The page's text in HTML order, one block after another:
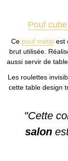
Pouf
Ce pouf métal est
brut utilisée.
aussi servir de
Les roulettes
cette table design
"Cette
salon